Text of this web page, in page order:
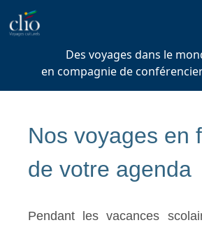
Des voyages dans le
en compagnie de
Nos voyages en
de votre agenda
Pendant les vacances